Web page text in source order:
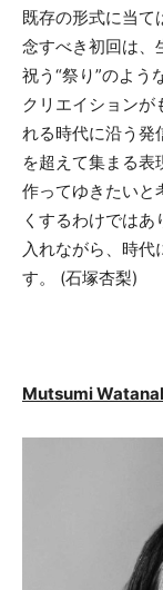
既存の形式に当て
念すべき初回は、
祝う“祭り”のよう
クリエイションが
れる時代に沿う発
を超えて集まる表
作ってゆきたいと
くするわけでは
入れながら、時代
す。 (石塚杏梨)
Mutsumi